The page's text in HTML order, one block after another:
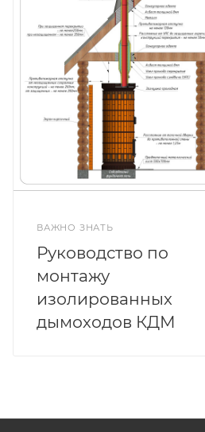
ВАЖНО ЗНАТЬ
Руководство по
монтажу
изолированных
дымоходов КДМ